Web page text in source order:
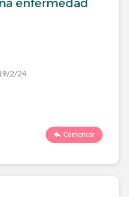
enfermedad
2/24
Comentar